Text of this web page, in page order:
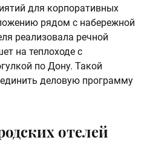
для корпоративных
рядом с набережной
реализовала речной
на теплоходе с
по Дону. Такой
деловую программу
отелей